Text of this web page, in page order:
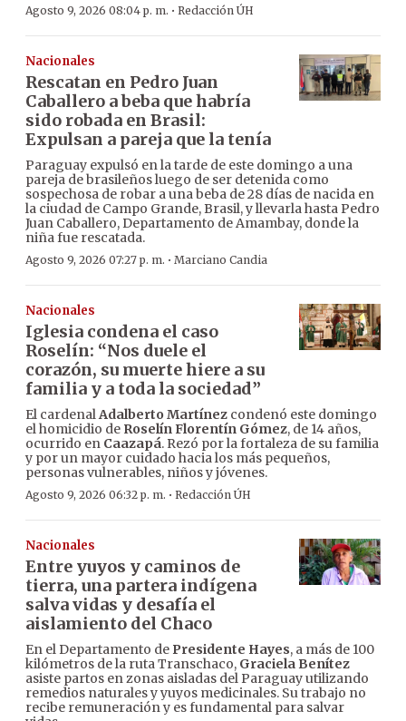
Agosto 9, 2026 08:04 p. m. · Redacción ÚH
Nacionales
Rescatan en Pedro Juan
Caballero a beba que habría
sido robada en Brasil:
Expulsan a pareja que la tenía
Paraguay expulsó en la tarde de este domingo a una
pareja de brasileños luego de ser detenida como
sospechosa de robar a una beba de 28 días de nacida en
la ciudad de Campo Grande, Brasil, y llevarla hasta Pedro
Juan Caballero, Departamento de Amambay, donde la
niña fue rescatada.
Agosto 9, 2026 07:27 p. m. · Marciano Candia
Nacionales
Iglesia condena el caso
Roselín: “Nos duele el
corazón, su muerte hiere a su
familia y a toda la sociedad”
El cardenalAdalberto Martínez condenó este domingo
el homicidio de Roselín Florentín Gómez, de 14 años,
ocurrido en Caazapá. Rezó por la fortaleza de su familia
y por un mayor cuidado hacia los más pequeños,
personas vulnerables, niños y jóvenes.
Agosto 9, 2026 06:32 p. m. · Redacción ÚH
Nacionales
Entre yuyos y caminos de
tierra, una partera indígena
salva vidas y desafía el
aislamiento del Chaco
En el Departamento de Presidente Hayes, a más de 100
kilómetros de la ruta Transchaco, Graciela Benítez
asiste partos en zonas aisladas del Paraguay utilizando
remedios naturales y yuyos medicinales. Su trabajo no
recibe remuneración y es fundamental para salvar